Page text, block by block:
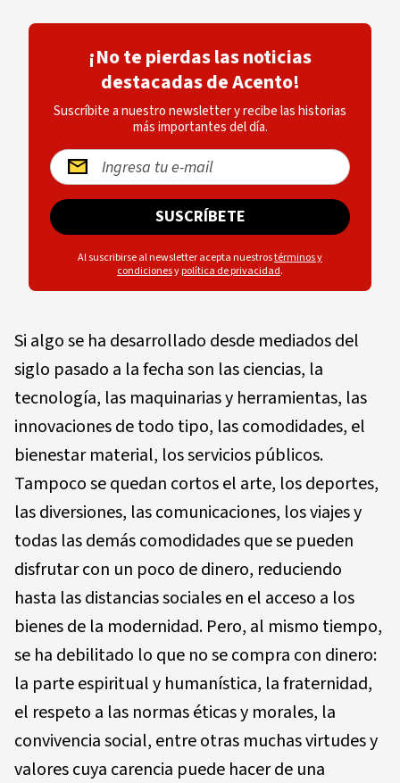
¡No te pierdas las noticias
destacadas de Acento!
Suscríbite a nuestro newsletter y recibe las historias
más importantes del día.
SUSCRÍBETE
Al suscribirse al newsletter acepta nuestrostérminos y
condicionesypolítica de privacidad.
Si algo se ha desarrollado desde mediados del
siglo pasado a la fecha son las ciencias, la
tecnología, las maquinarias y herramientas, las
innovaciones de todo tipo, las comodidades, el
bienestar material, los servicios públicos.
Tampoco se quedan cortos el arte, los deportes,
las diversiones, las comunicaciones, los viajes y
todas las demás comodidades que se pueden
disfrutar con un poco de dinero, reduciendo
hasta las distancias sociales en el acceso a los
bienes de la modernidad. Pero, al mismo tiempo,
se ha debilitado lo que no se compra con dinero:
la parte espiritual y humanística, la fraternidad,
el respeto a las normas éticas y morales, la
convivencia social, entre otras muchas virtudes y
valores cuya carencia puede hacer de una